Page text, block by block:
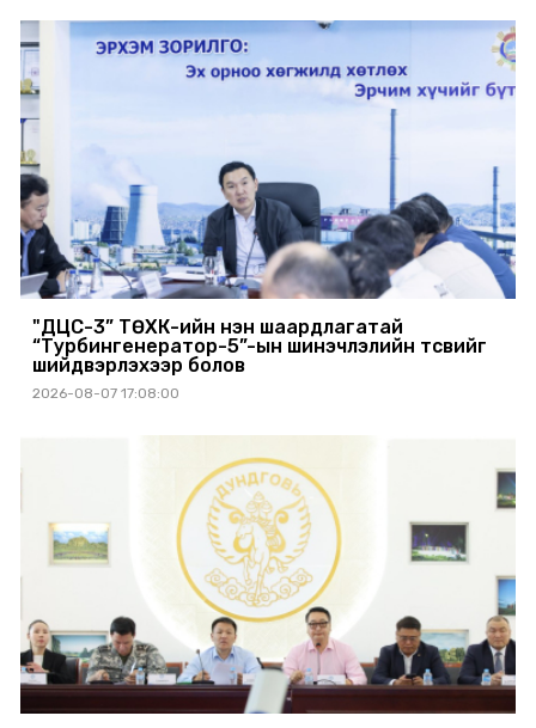
"ДЦС-3” ТӨХК-ийн нэн шаардлагатай
“Турбингенератор-5”-ын шинэчлэлийн төсвийг
шийдвэрлэхээр болов
2026-08-07 17:08:00